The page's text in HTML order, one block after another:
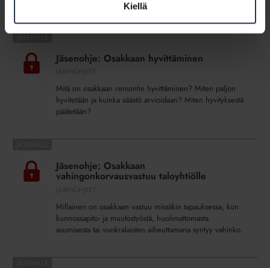
Kiellä
Osakkaan
hyvittäminenJäsenohje: Osakkaan hyvittäminen
Mitä on osakkaan remontin hyvittäminen? Miten paljon
hyvitetään ja kuinka säästö arvioidaan? Miten hyvityksestä
päätetään?
Osakkaan
vahingonkorvausvastuu
taloyhtiölle
Jäsenohje: Osakkaan
vahingonkorvausvastuu taloyhtiölle
Millainen on osakkaan vastuu missäkin tapauksessa, kun
kunnossapito- ja muutostyöstä, huolimattomasta
asumisesta tai vuokralaisten aiheuttamana syntyy vahinko.